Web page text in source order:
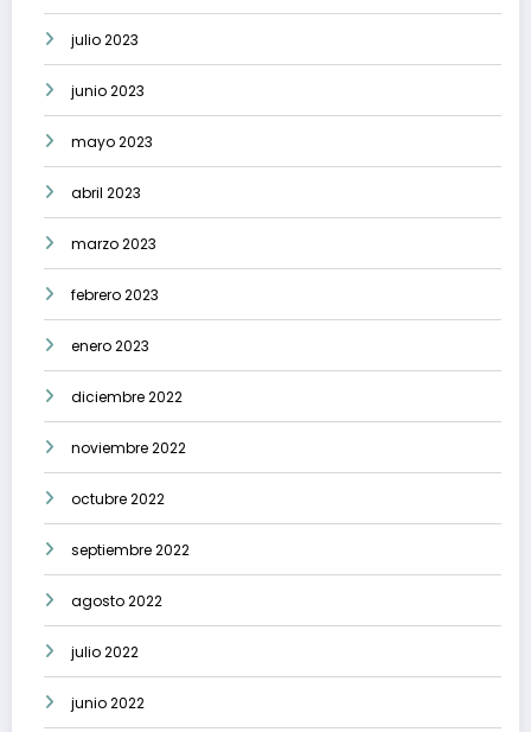
julio 2023
junio 2023
mayo 2023
abril 2023
marzo 2023
febrero 2023
enero 2023
diciembre 2022
noviembre 2022
octubre 2022
septiembre 2022
agosto 2022
julio 2022
junio 2022